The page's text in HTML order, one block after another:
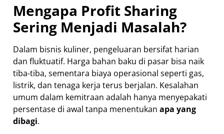
Mengapa Profit Sharing
Sering Menjadi Masalah?
Dalam bisnis kuliner, pengeluaran bersifat harian
dan fluktuatif. Harga bahan baku di pasar bisa naik
tiba-tiba, sementara biaya operasional seperti gas,
listrik, dan tenaga kerja terus berjalan. Kesalahan
umum dalam kemitraan adalah hanya menyepakati
persentase di awal tanpa menentukan apa yang
dibagi.